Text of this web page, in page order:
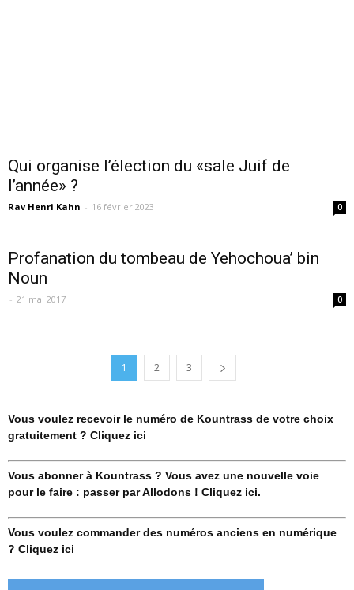
Qui organise l’élection du «sale Juif de
l’année» ?
Rav Henri Kahn - 16 février 2023 0
Profanation du tombeau de Yehochoua’ bin
Noun
- 21 mai 2017 0
1 2 3
Vous voulez recevoir le numéro de Kountrass de votre choix
gratuitement ? Cliquez ici
Vous abonner à Kountrass ? Vous avez une nouvelle voie
pour le faire : passer par Allodons ! Cliquez ici.
Vous voulez commander des numéros anciens en numérique
? Cliquez ici